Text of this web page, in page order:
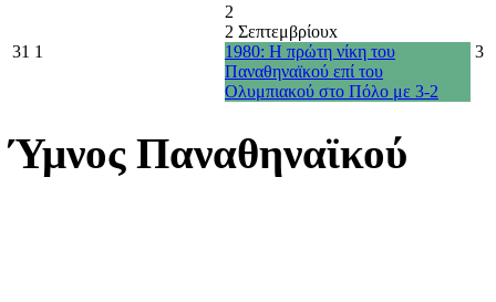
31 1
2
2 Σεπτεμβρίουx
1980: Η πρώτη νίκη του
Παναθηναϊκού επί του
Ολυμπιακού στο Πόλο με 3-2
3
Ύμνος Παναθηναϊκού